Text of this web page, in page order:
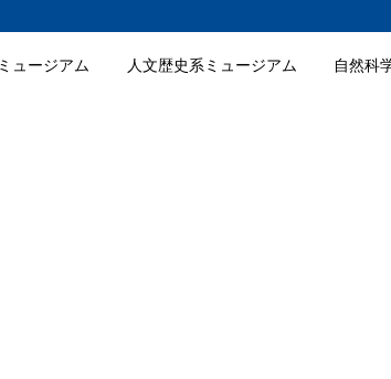
ュージアム 人文歴史系ミュージアム 自然科